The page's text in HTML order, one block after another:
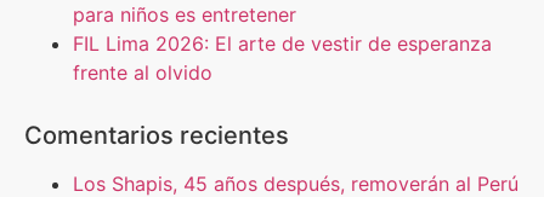
para niños es entretener
FIL Lima 2026: El arte de vestir de esperanza
frente al olvido
Comentarios recientes
Los Shapis, 45 años después, removerán al Perú